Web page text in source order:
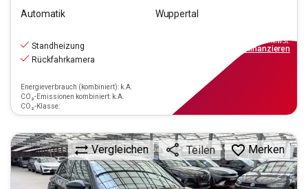
Automatik
Wuppertal
Standheizung
Rückfahrkamera
Energieverbrauch (kombiniert): k.A.
CO₂-Emissionen kombiniert: k.A.
CO₂-Klasse:
inkl.MwSt.
finanzieren
Vergleichen Teilen Merken